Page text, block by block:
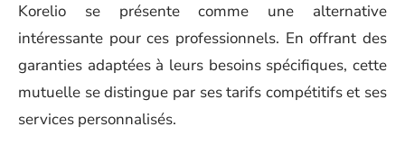
Korelio se présente comme une alternative
intéressante pour ces professionnels. En offrant des
garanties adaptées à leurs besoins spécifiques, cette
mutuelle se distingue par ses tarifs compétitifs et ses
services personnalisés.